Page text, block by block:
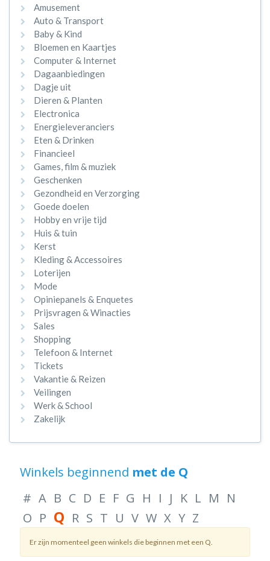
Amusement
Auto & Transport
Baby & Kind
Bloemen en Kaartjes
Computer & Internet
Dagaanbiedingen
Dagje uit
Dieren & Planten
Electronica
Energieleveranciers
Eten & Drinken
Financieel
Games, film & muziek
Geschenken
Gezondheid en Verzorging
Goede doelen
Hobby en vrije tijd
Huis & tuin
Kerst
Kleding & Accessoires
Loterijen
Mode
Opiniepanels & Enquetes
Prijsvragen & Winacties
Sales
Shopping
Telefoon & Internet
Tickets
Vakantie & Reizen
Veilingen
Werk & School
Zakelijk
Winkels beginnend met de Q
# A B C D E F G H I J K L M N
O P Q R S T U V W X Y Z
Er zijn momenteel geen winkels die beginnen met een Q.